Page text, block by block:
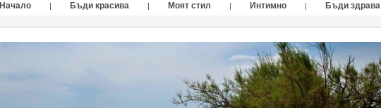
Начало | Бъди красива | Моят стил | Интимно | Бъди здрава